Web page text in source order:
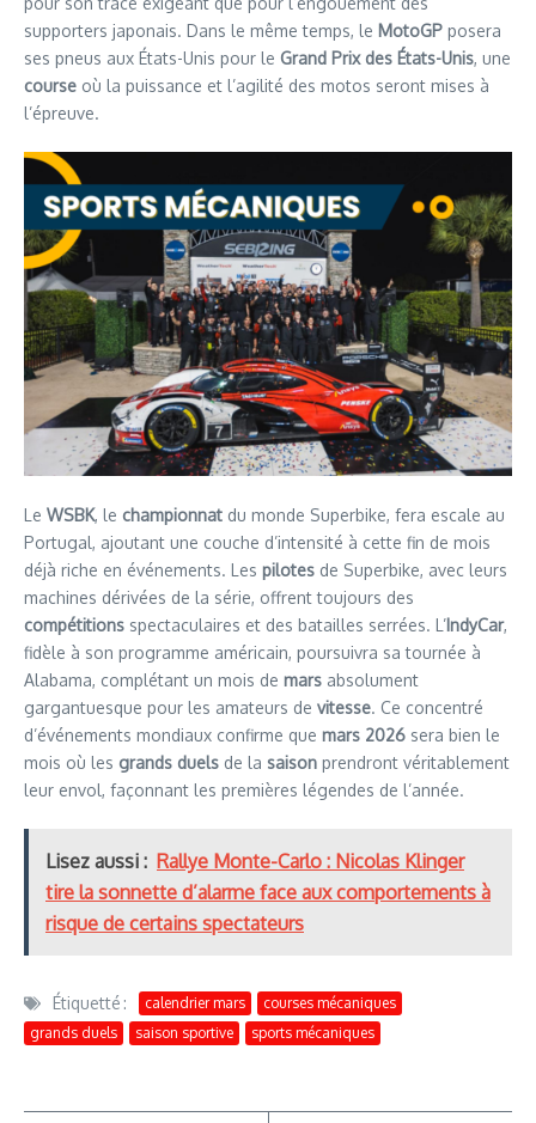
supporters japonais. Dans le même temps, le MotoGP posera
ses pneus aux États-Unis pour le Grand Prix des États-Unis, une
course où la puissance et l’agilité des motos seront mises à
l’épreuve.
Le WSBK, le championnat du monde Superbike, fera escale au
Portugal, ajoutant une couche d’intensité à cette fin de mois
déjà riche en événements. Les pilotes de Superbike, avec leurs
machines dérivées de la série, offrent toujours des
compétitions spectaculaires et des batailles serrées. L’IndyCar,
fidèle à son programme américain, poursuivra sa tournée à
Alabama, complétant un mois de mars absolument
gargantuesque pour les amateurs de vitesse. Ce concentré
d’événements mondiaux confirme que mars 2026 sera bien le
mois où les grands duels de la saison prendront véritablement
leur envol, façonnant les premières légendes de l’année.
Lisez aussi : Rallye Monte-Carlo : Nicolas Klinger
tire la sonnette d’alarme face aux comportements à
risque de certains spectateurs
Étiquetté : calendrier mars
courses mécaniques
grands duels
saison sportive sports mécaniques